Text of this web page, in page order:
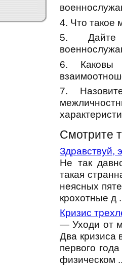
4. Что такое
5. Дайте
6. Каковы
7.
Смотрите
Здравствуй,
Не так
такая
неясных
крохотные д
Кризис
— Уходи от
Два кризиса
первого
физическом